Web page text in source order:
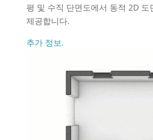
평 및 수직 단면도에서 동적 2D 도
제공합니다.
추가 정보.